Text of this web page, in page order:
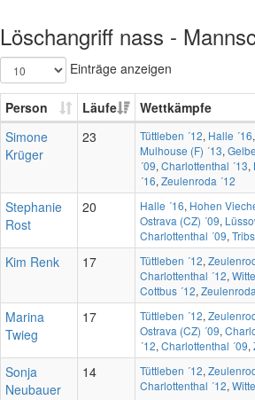
Löschangriff nass -
Einträge anzeigen
Person Läufe
Wettkämpfe
Simone
Krüger
23 Tüttleben ´12, Halle ´16
Mulhouse (F) ´13,
´09, Charlottenthal ´13,
´16, Zeulenroda ´12
Stephanie
Rost
20 Halle ´16, Hohen
Ostrava (CZ) ´09,
Charlottenthal ´09,
Kim Renk 17 Tüttleben ´12,
Charlottenthal ´12,
Cottbus ´12,
Marina
Twieg
17 Tüttleben ´12,
Ostrava (CZ) ´09,
´12, Charlottenthal ´09,
Sonja
Neubauer
14 Tüttleben ´12,
Charlottenthal ´12,